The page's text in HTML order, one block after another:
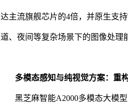
达主流旗舰芯片的4倍，并原生支
道、夜间等复杂场景下的图像处理
多模态感知与纯视觉方案：重
黑芝麻智能A2000多模态大模